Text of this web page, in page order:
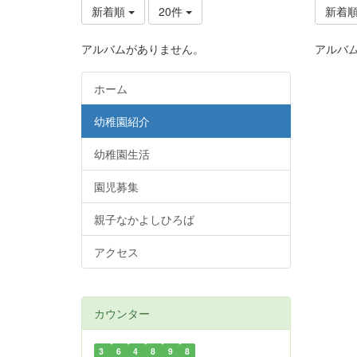
新着
アルバ
新着順
20件
アルバムがありません。
ホーム
幼稚園紹介
幼稚園生活
園児募集
親子なかよしひろば
アクセス
カウンター
3 6 4 8 9 8